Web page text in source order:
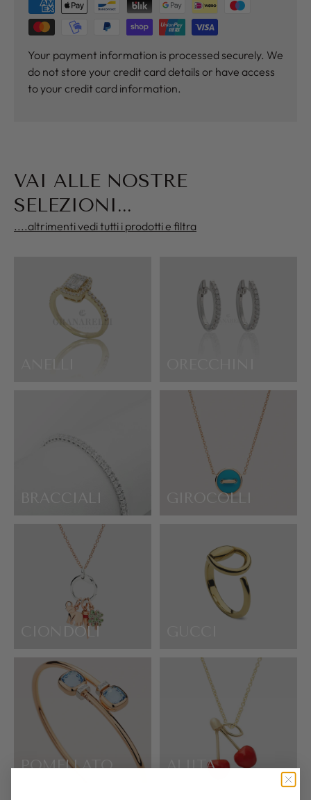
Your payment information is processed securely. We
do not store your credit card details or have access
to your credit card information.
VAI ALLE NOSTRE
SELEZIONI...
....altrimenti vedi tutti i prodotti e filtra
ANELLI
BRACCIALI GIROCOLLI
CIONDOLI
POMELLATO ALIITA